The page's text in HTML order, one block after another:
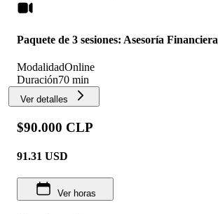
Paquete de 3 sesiones: Asesoría Financiera
ModalidadOnline
Duración70 min
Ver detalles
$90.000 CLP
91.31 USD
Ver horas